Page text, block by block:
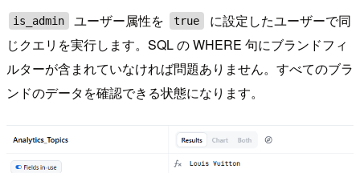
is_admin ユーザー属性を true
に設定したユーザーで同
じクエリを実行します。SQL の WHERE 句にブランドフィ
ルターが含まれていなければ問題ありません。すべてのブラ
ンドのデータを確認できる状態になります。